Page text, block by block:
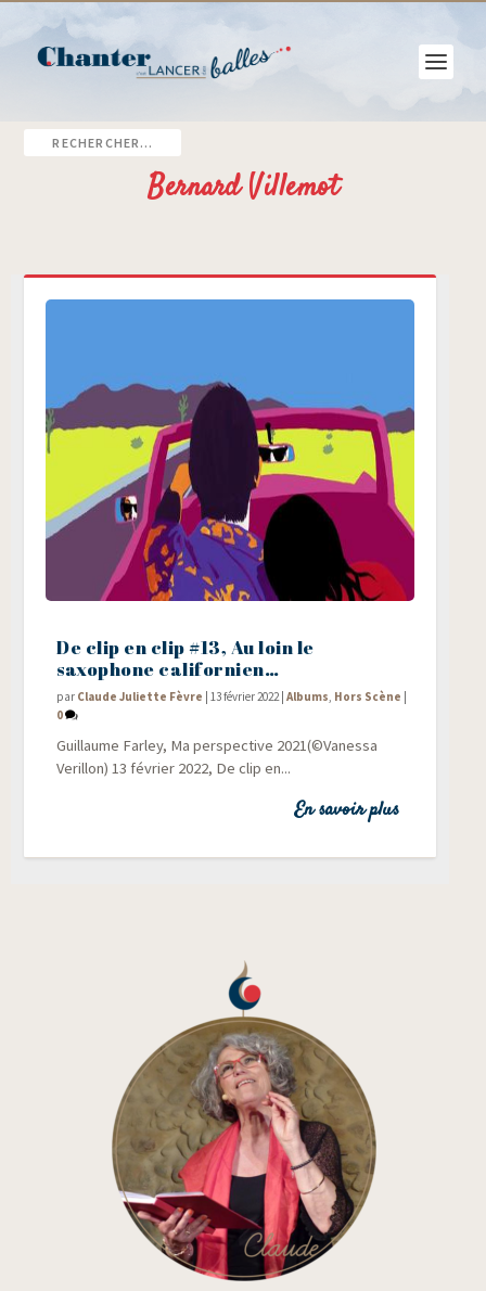
Bernard Villemot
De clip en clip #13, Au loin le
saxophone californien…
par Claude Juliette Fèvre | 13 février 2022 |Albums Hors Scène |
0
Guillaume Far­ley, Ma pers­pec­tive 2021(©Vanessa
Verillon) 13 février 2022, De clip en...
En savoir plus